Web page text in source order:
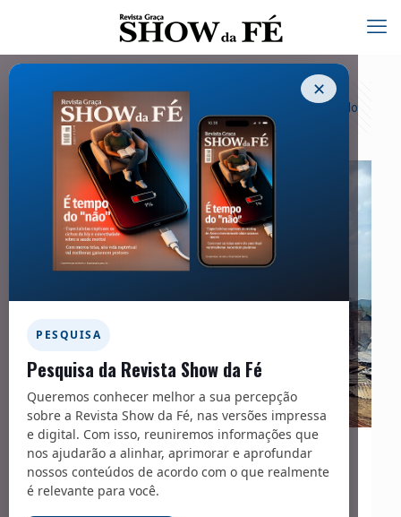
✕
PESQUISA
Pesquisa da Revista Show da Fé
Queremos conhecer melhor a sua percepção
sobre a Revista Show da Fé, nas versões impressa
e digital. Com isso, reuniremos informações que
nos ajudarão a alinhar, aprimorar e aprofundar
nossos conteúdos de acordo com o que realmente
é relevante para você.
Categorias Tags Exibir tudo
15/08/2024
Mais perto de Jesus